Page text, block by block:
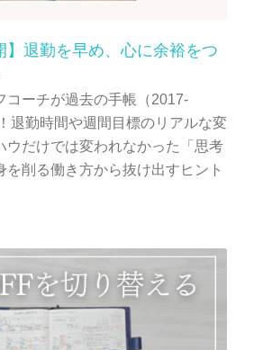
】退勤を早め、心に余裕をつ
コーチが過去の手帳（2017-
退勤時間や週間目標のリアルな変
ウだけでは変われなかった「思考
を削る働き方から抜け出すヒント